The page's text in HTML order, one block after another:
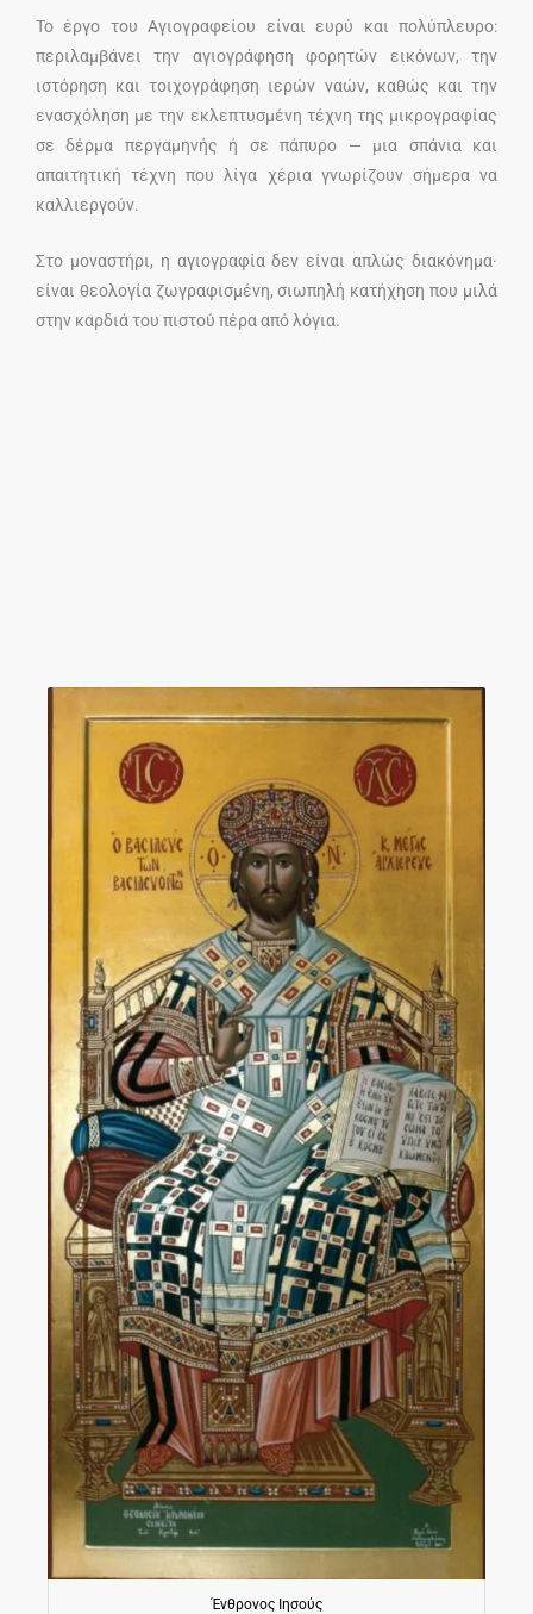
Το έργο του Αγιογραφείου είναι ευρύ και πολύπλευρο:
περιλαμβάνει την αγιογράφηση φορητών εικόνων, την
ιστόρηση και τοιχογράφηση ιερών ναών, καθώς και την
ενασχόληση με την εκλεπτυσμένη τέχνη της μικρογραφίας
σε δέρμα περγαμηνής ή σε πάπυρο — μια σπάνια και
απαιτητική τέχνη που λίγα χέρια γνωρίζουν σήμερα να
καλλιεργούν.
Στο μοναστήρι, η αγιογραφία δεν είναι απλώς διακόνημα·
είναι θεολογία ζωγραφισμένη, σιωπηλή κατήχηση που μιλά
στην καρδιά του πιστού πέρα από λόγια.
Ένθρονος Ιησούς